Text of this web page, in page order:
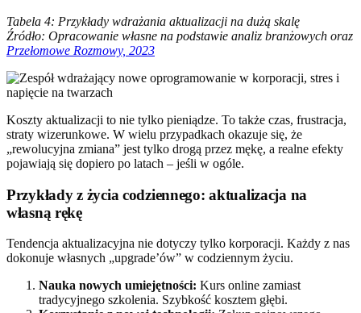
Tabela 4: Przykłady wdrażania aktualizacji na dużą skalę
Źródło: Opracowanie własne na podstawie analiz branżowych oraz
Przełomowe Rozmowy, 2023
Koszty aktualizacji to nie tylko pieniądze. To także czas, frustracja,
straty wizerunkowe. W wielu przypadkach okazuje się, że
„rewolucyjna zmiana” jest tylko drogą przez mękę, a realne efekty
pojawiają się dopiero po latach – jeśli w ogóle.
Przykłady z życia codziennego: aktualizacja na
własną rękę
Tendencja aktualizacyjna nie dotyczy tylko korporacji. Każdy z nas
dokonuje własnych „upgrade’ów” w codziennym życiu.
Nauka nowych umiejętności: Kurs online zamiast
tradycyjnego szkolenia. Szybkość kosztem głębi.